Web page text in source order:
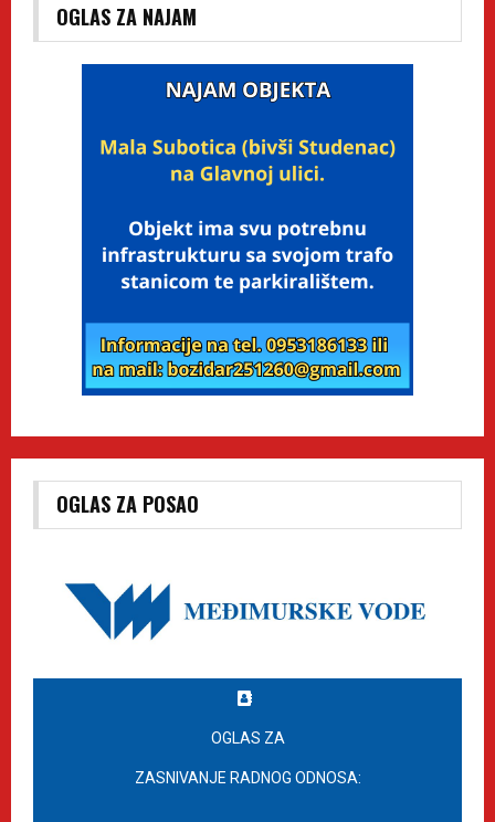
OGLAS ZA NAJAM
OGLAS ZA POSAO
OGLAS ZA
ZASNIVANJE RADNOG ODNOSA: